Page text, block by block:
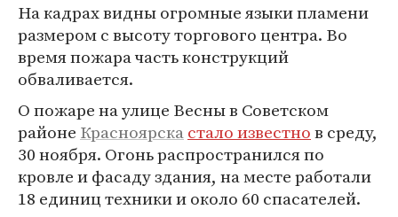
На кадрах видны огромные языки пламени
размером с высоту торгового центра. Во
время пожара часть конструкций
обваливается.
О пожаре на улице Весны в Советском
районе Красноярскастало известнов среду,
30 ноября. Огонь распространился по
кровле и фасаду здания, на месте работали
18 единиц техники и около 60 спасателей.